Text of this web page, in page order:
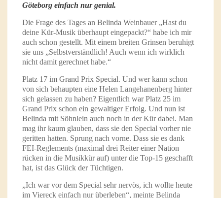
Göteborg einfach nur genial.
Die Frage des Tages an Belinda Weinbauer „Hast du
deine Kür-Musik überhaupt eingepackt?“ habe ich mir
auch schon gestellt. Mit einem breiten Grinsen beruhigt
sie uns „Selbstverständlich! Auch wenn ich wirklich
nicht damit gerechnet habe.“
Platz 17 im Grand Prix Special. Und wer kann schon
von sich behaupten eine Helen Langehanenberg hinter
sich gelassen zu haben? Eigentlich war Platz 25 im
Grand Prix schon ein gewaltiger Erfolg. Und nun ist
Belinda mit Söhnlein auch noch in der Kür dabei. Man
mag ihr kaum glauben, dass sie den Special vorher nie
geritten hatten. Sprung nach vorne. Dass sie es dank
FEI-Reglements (maximal drei Reiter einer Nation
rücken in die Musikkür auf) unter die Top-15 geschafft
hat, ist das Glück der Tüchtigen.
„Ich war vor dem Special sehr nervös, ich wollte heute
im Viereck einfach nur überleben“, meinte Belinda